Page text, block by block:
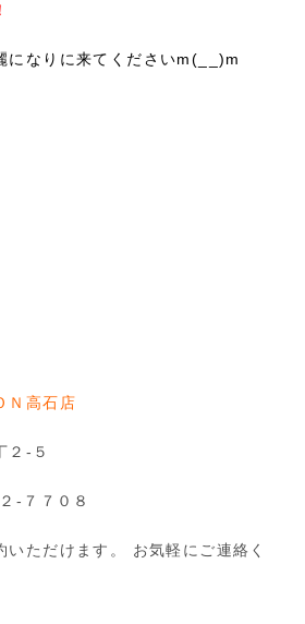
になりに来てくださいm(__)m
Ｎ高石店
２-５
-７７０８
いただけます。 お気軽にご連絡く